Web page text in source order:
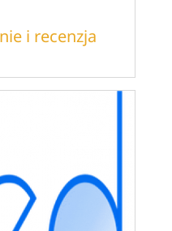
i recenzja